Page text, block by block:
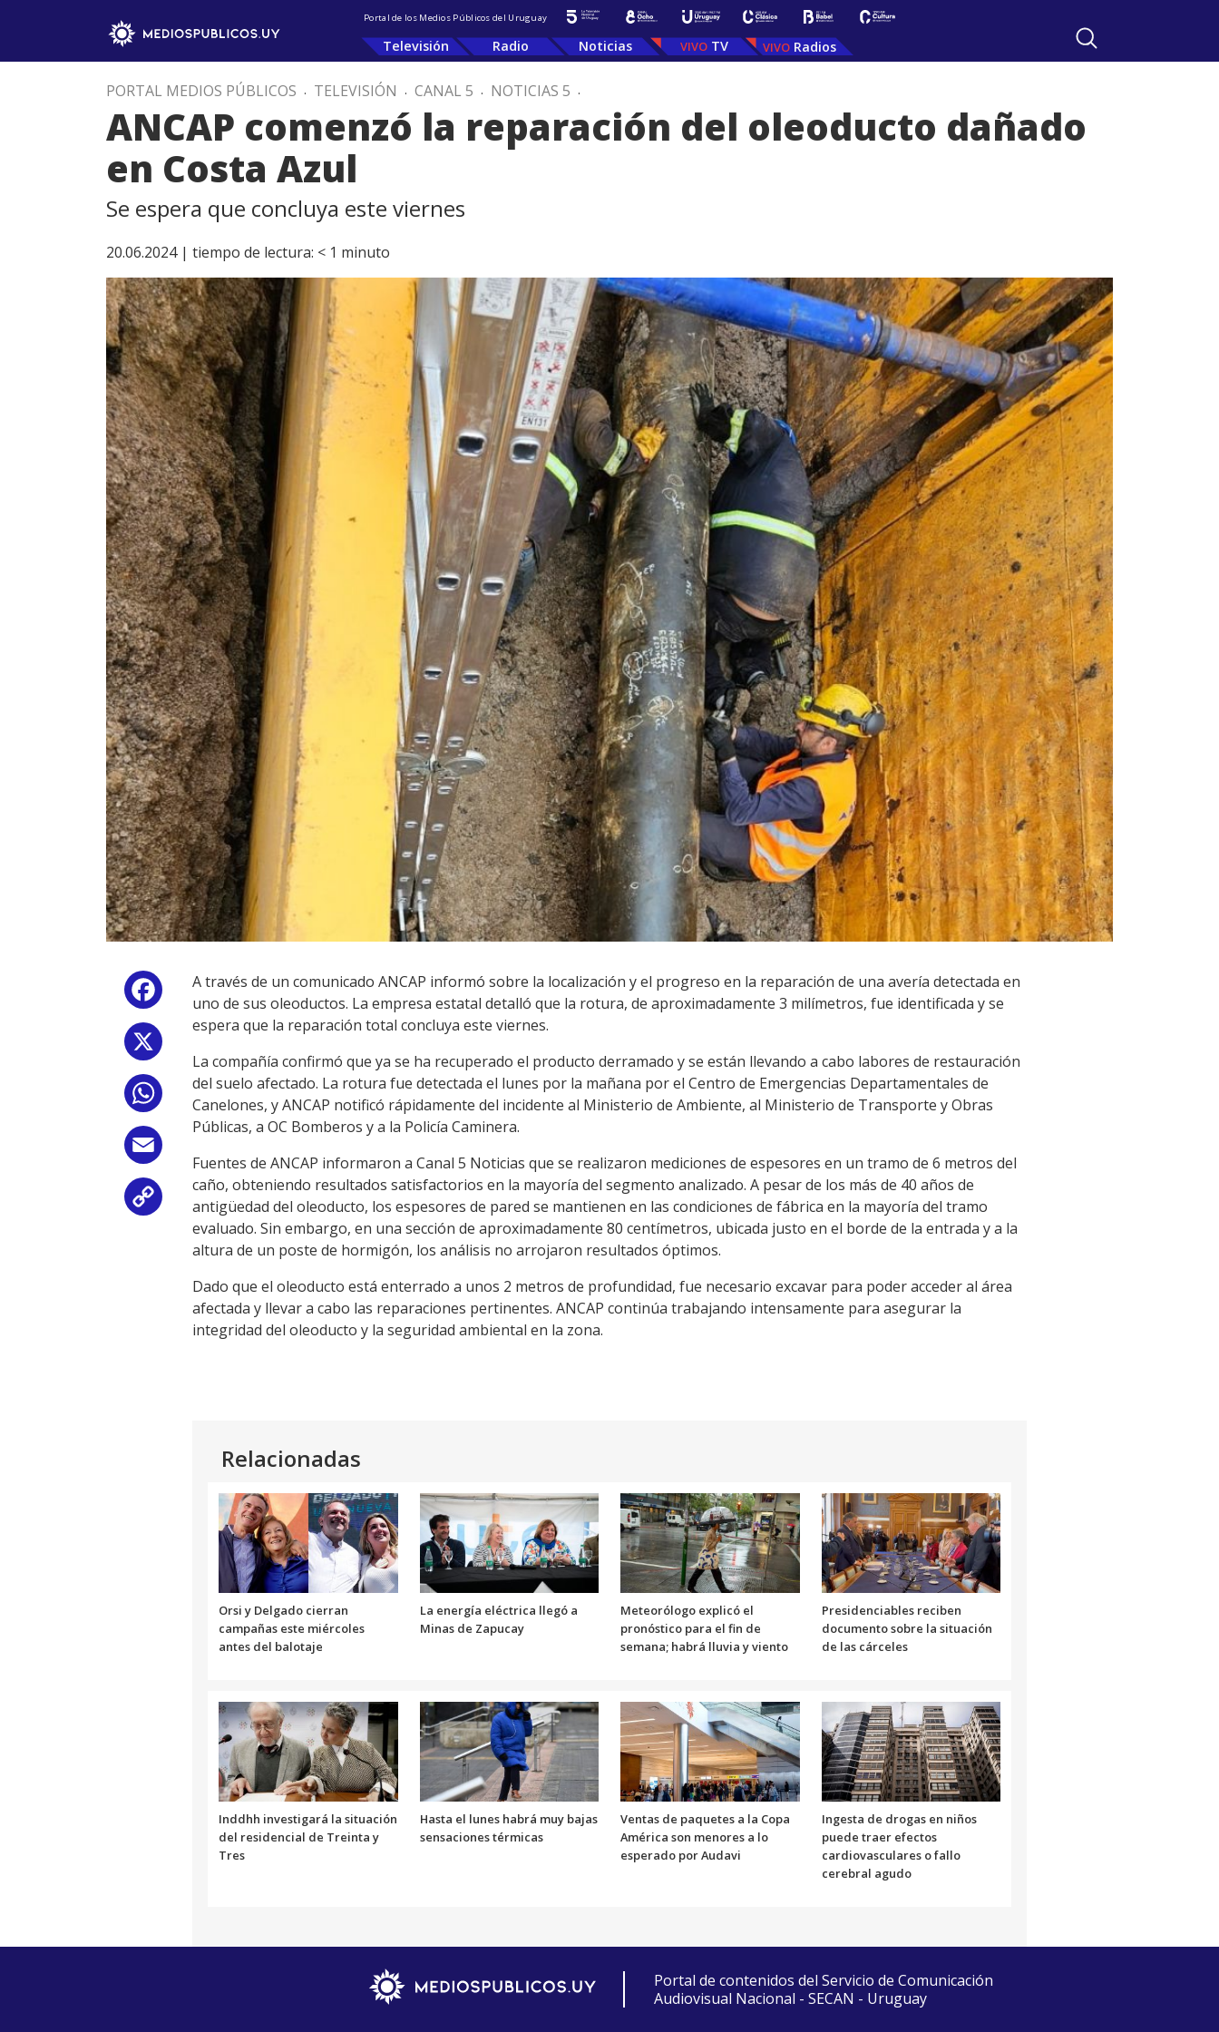
Portal de los Medios Públicos del Uruguay
Televisión Radio Noticias TV Radios
PORTAL MEDIOS PÚBLICOS . TELEVISIÓN . CANAL 5 . NOTICIAS 5 .
ANCAP comenzó la reparación del oleoducto dañado
en Costa Azul
Se espera que concluya este viernes
20.06.2024 | tiempo de lectura: < 1 minuto
Facebook
WhatsApp
Copy
Link
A través de un comunicado ANCAP informó sobre la localización y el progreso en la reparación de una avería detectada en
uno de sus oleoductos. La empresa estatal detalló que la rotura, de aproximadamente 3 milímetros, fue identificada y se
espera que la reparación total concluya este viernes.
La compañía confirmó que ya se ha recuperado el producto derramado y se están llevando a cabo labores de restauración
del suelo afectado. La rotura fue detectada el lunes por la mañana por el Centro de Emergencias Departamentales de
Canelones, y ANCAP notificó rápidamente del incidente al Ministerio de Ambiente, al Ministerio de Transporte y Obras
Públicas, a OC Bomberos y a la Policía Caminera.
Fuentes de ANCAP informaron a Canal 5 Noticias que se realizaron mediciones de espesores en un tramo de 6 metros del
caño, obteniendo resultados satisfactorios en la mayoría del segmento analizado. A pesar de los más de 40 años de
antigüedad del oleoducto, los espesores de pared se mantienen en las condiciones de fábrica en la mayoría del tramo
evaluado. Sin embargo, en una sección de aproximadamente 80 centímetros, ubicada justo en el borde de la entrada y a la
altura de un poste de hormigón, los análisis no arrojaron resultados óptimos.
Dado que el oleoducto está enterrado a unos 2 metros de profundidad, fue necesario excavar para poder acceder al área
afectada y llevar a cabo las reparaciones pertinentes. ANCAP continúa trabajando intensamente para asegurar la
integridad del oleoducto y la seguridad ambiental en la zona.
Relacionadas
Orsi y Delgado cierran
campañas este miércoles
antes del balotaje
La energía eléctrica llegó a
Minas de Zapucay
Meteorólogo explicó el
pronóstico para el fin de
semana; habrá lluvia y viento
Presidenciables reciben
documento sobre la situación
de las cárceles
Inddhh investigará la situación
del residencial de Treinta y
Tres
Hasta el lunes habrá muy bajas
sensaciones térmicas
Ventas de paquetes a la Copa
América son menores a lo
esperado por Audavi
Ingesta de drogas en niños
puede traer efectos
cardiovasculares o fallo
cerebral agudo
Portal de contenidos del Servicio de Comunicación
Audiovisual Nacional - SECAN - Uruguay